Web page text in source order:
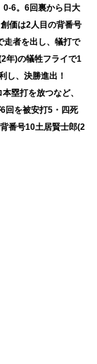
0-6。6回裏から日大
価は2人目の背番号
走者を出し、犠打で
年)の犠牲フライで1
し、決勝進出！
塁打を放つなど、
回を被安打5・四死
番号10土居賢士郎(2